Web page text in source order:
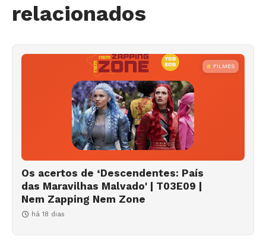
relacionados
FILMES
Os acertos de ‘Descendentes: País
das Maravilhas Malvado' | T03E09 |
Nem Zapping Nem Zone
há 18 dias